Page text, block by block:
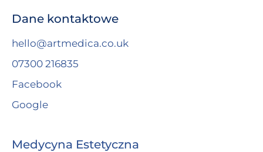
Dane kontaktowe
hello@artmedica.co.uk
07300 216835
Facebook
Google
Medycyna Estetyczna